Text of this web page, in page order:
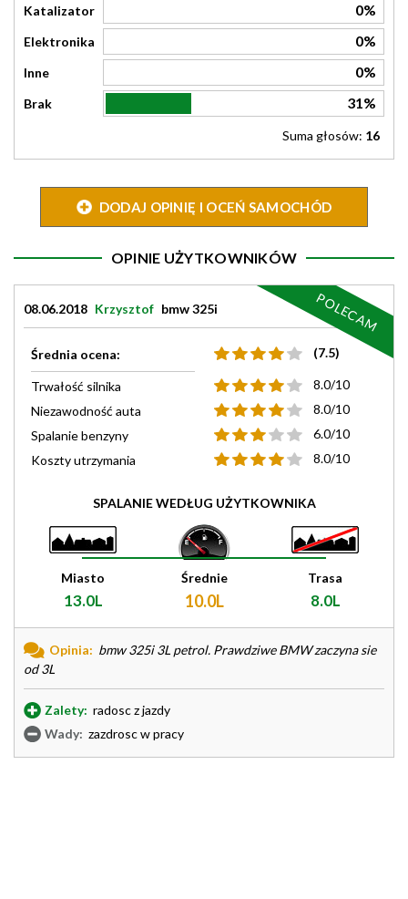
Katalizator 0%
Elektronika 0%
Inne 0%
Brak 31%
Suma głosów: 16
DODAJ OPINIĘ I OCEŃ SAMOCHÓD
OPINIE UŻYTKOWNIKÓW
08.06.2018 Krzysztof bmw 325i
Średnia ocena: (7.5)
Trwałość silnika
8.0/10
Niezawodność auta
8.0/10
Spalanie benzyny
6.0/10
Koszty utrzymania
8.0/10
SPALANIE WEDŁUG UŻYTKOWNIKA
Miasto
13.0L
Średnie
10.0L
Trasa
8.0L
Opinia: bmw 325i 3L petrol. Prawdziwe BMW zaczyna sie
od 3L
Zalety: radosc z jazdy
Wady: zazdrosc w pracy
POLECAM